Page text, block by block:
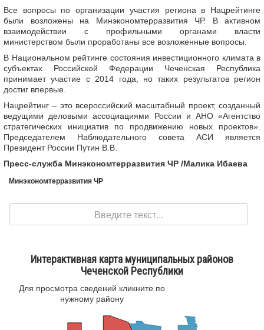
Все вопросы по организации участия региона в Нацрейтинге
были возложены на Минэкономтерразвития ЧР. В активном
взаимодействии с профильными органами власти
министерством были проработаны все возложенные вопросы.
В Национальном рейтинге состояния инвестиционного климата в
субъектах Российской Федерации Чеченская Республика
принимает участие с 2014 года, но таких результатов регион
достиг впервые.
Нацрейтинг – это всероссийский масштабный проект, созданный
ведущими деловыми ассоциациями России и АНО «Агентство
стратегических инициатив по продвижению новых проектов».
Председателем Наблюдательного совета АСИ является
Президент России Путин В.В.
Пресс-служба Минэкономтерразвития ЧР /Малика Ибаева
Минэкономтерразвития ЧР
Интерактивная карта муниципальных районов
Чеченской Республики
Для просмотра сведений кликните по
нужному району